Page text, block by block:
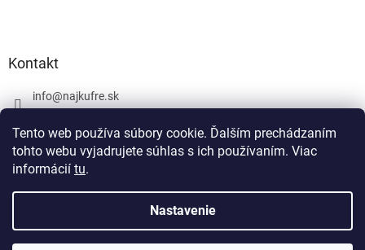
Tento web používa súbory cookie. Ďalším prechádzaním
tohto webu vyjadrujete súhlas s ich používaním. Viac
informácií tu.
Nastavenie
Kontakt
info@najkufre.sk
Facebook
Vytvoril Shoptet